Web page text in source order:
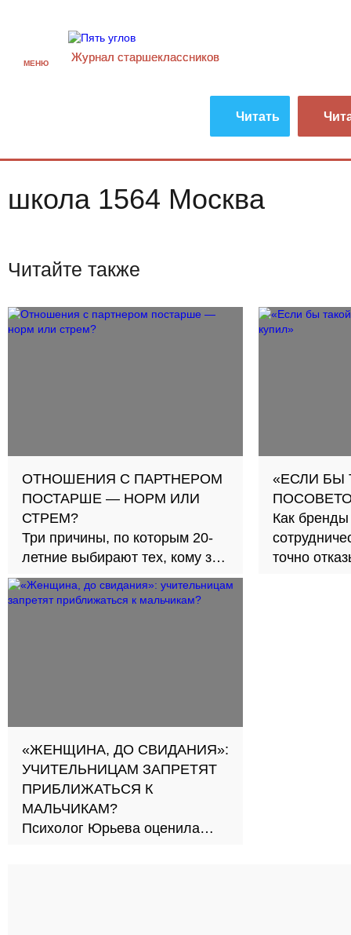
МЕНЮ Журнал старшекласcников
Читать
школа 1564 Москва
Читайте также
ОТНОШЕНИЯ С ПАРТНЕРОМ
ПОСТАРШЕ — НОРМ ИЛИ
СТРЕМ?
Три причины, по которым 20-
летние выбирают тех, кому за
30
«ЕСЛИ БЫ
Как
точно
«ЖЕНЩИНА, ДО СВИДАНИЯ»:
УЧИТЕЛЬНИЦАМ ЗАПРЕТЯТ
ПРИБЛИЖАТЬСЯ К
МАЛЬЧИКАМ?
Психолог Юрьева оценила